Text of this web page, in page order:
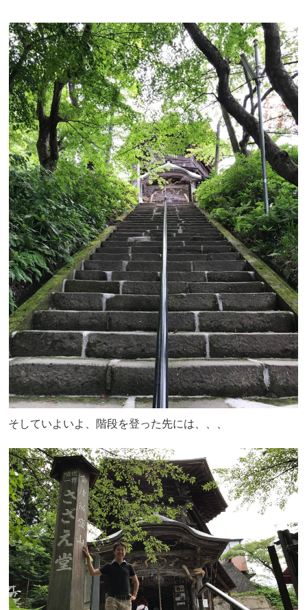
そしていよいよ、階段を登った先には、、、